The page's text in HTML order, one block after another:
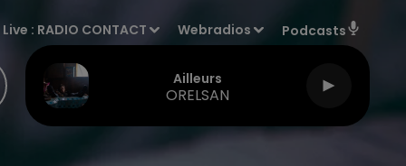
Live : RADIO CONTACT Webradios Podcasts
Ailleurs
ORELSAN